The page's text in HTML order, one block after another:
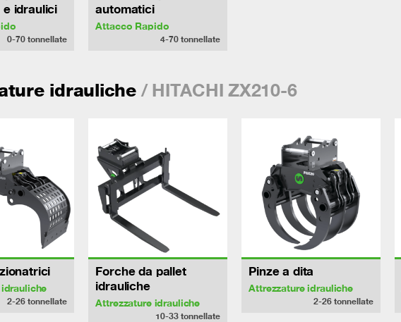
e idraulici
0-70tonnellate
automatici
Attacco Rapido
4-70tonnellate
idrauliche/ HITACHI ZX210-6
2-26tonnellate
Forche da pallet
idrauliche
Attrezzature idrauliche
10-33tonnellate
Pinze a dita
Attrezzature idrauliche
2-26tonnellate